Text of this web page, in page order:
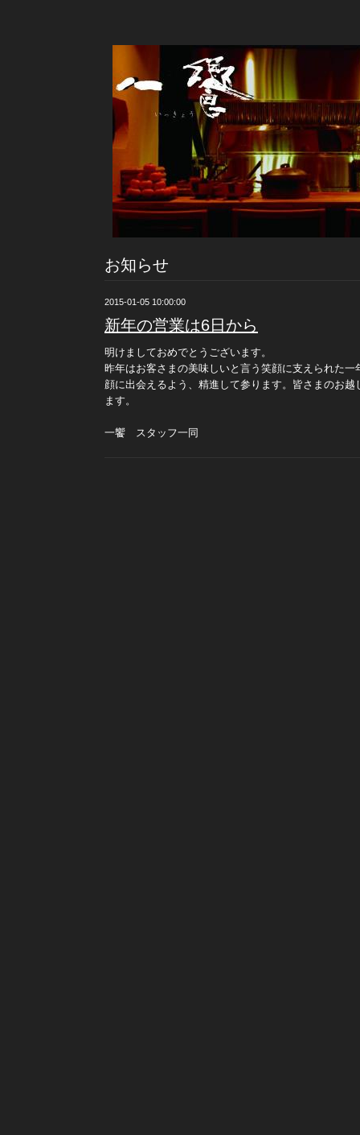
お知らせ
2015-01-05 10:00:00
新年の営業は6日から
明けましておめでとうございます。
昨年はお客さまの美味しいと言う笑顔に支えられた
顔に出会えるよう、精進して参ります。皆さまのお
ます。
一饗 スタッフ一同